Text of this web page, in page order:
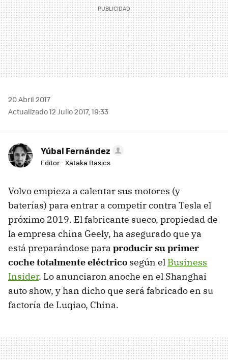
20 Abril 2017
Actualizado 12 Julio 2017, 19:33
Yúbal Fernández
Editor - Xataka Basics
Volvo empieza a calentar sus motores (y
baterías) para entrar a competir contra Tesla el
próximo 2019. El fabricante sueco, propiedad de
la empresa china Geely, ha asegurado que ya
está preparándose para producir su primer
coche totalmente eléctrico según el Business
Insider. Lo anunciaron anoche en el Shanghai
auto show, y han dicho que será fabricado en su
factoría de Luqiao, China.